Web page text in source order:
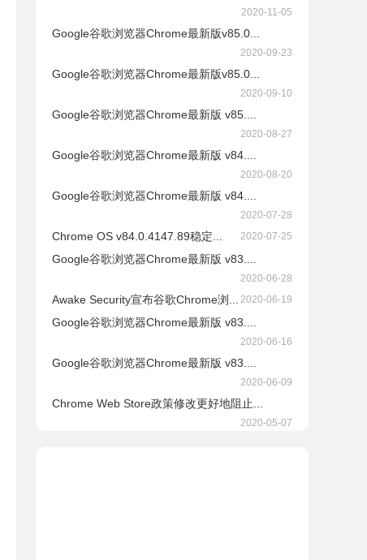
2020-11-05
Google谷歌浏览器Chrome最新版v85.0...
2020-09-23
Google谷歌浏览器Chrome最新版v85.0...
2020-09-10
Google谷歌浏览器Chrome最新版 v85....
2020-08-27
Google谷歌浏览器Chrome最新版 v84....
2020-08-20
Google谷歌浏览器Chrome最新版 v84....
2020-07-28
Chrome OS v84.0.4147.89稳定... 2020-07-25
Google谷歌浏览器Chrome最新版 v83....
2020-06-28
Awake Security宣布谷歌Chrome浏... 2020-06-19
Google谷歌浏览器Chrome最新版 v83....
2020-06-16
Google谷歌浏览器Chrome最新版 v83....
2020-06-09
Chrome Web Store政策修改更好地阻止...
2020-05-07